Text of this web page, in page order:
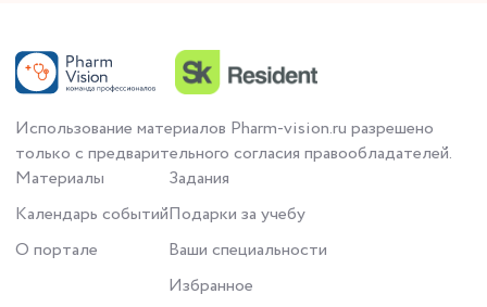
Использование материалов Pharm-vision.ru разрешено
только с предварительного согласия правообладателей.
Материалы
Календарь событий
О портале
Задания
Подарки за учебу
Ваши специальности
Избранное